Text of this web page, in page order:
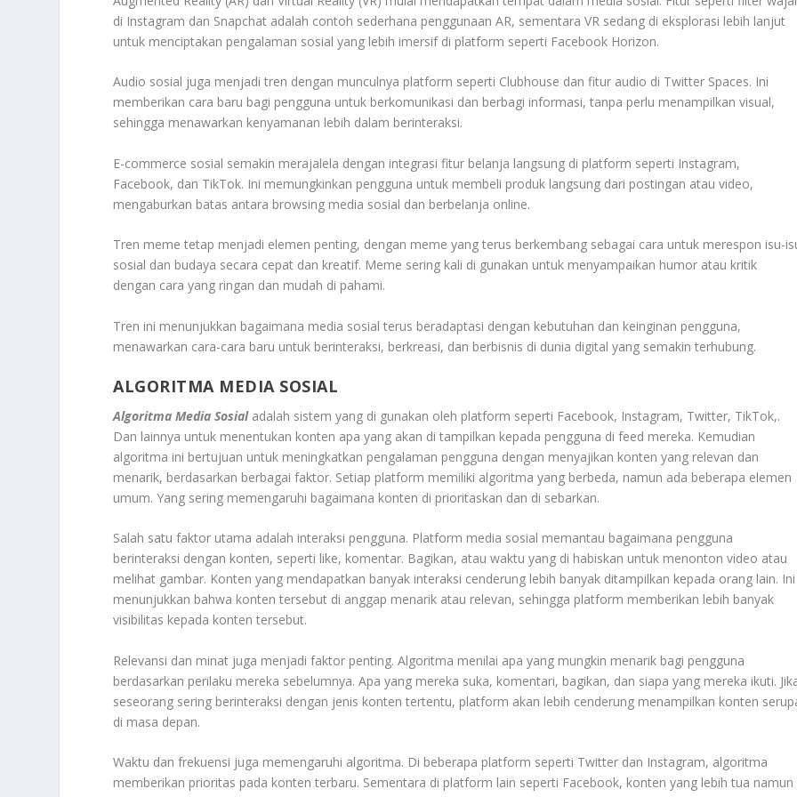
di Instagram dan Snapchat adalah contoh sederhana penggunaan AR, sementara VR sedang di eksplorasi lebih lanjut
untuk menciptakan pengalaman sosial yang lebih imersif di platform seperti Facebook Horizon.
Audio sosial juga menjadi tren dengan munculnya platform seperti Clubhouse dan fitur audio di Twitter Spaces. Ini
memberikan cara baru bagi pengguna untuk berkomunikasi dan berbagi informasi, tanpa perlu menampilkan visual,
sehingga menawarkan kenyamanan lebih dalam berinteraksi.
E-commerce sosial semakin merajalela dengan integrasi fitur belanja langsung di platform seperti Instagram,
Facebook, dan TikTok. Ini memungkinkan pengguna untuk membeli produk langsung dari postingan atau video,
mengaburkan batas antara browsing media sosial dan berbelanja online.
Tren meme tetap menjadi elemen penting, dengan meme yang terus berkembang sebagai cara untuk merespon isu-
sosial dan budaya secara cepat dan kreatif. Meme sering kali di gunakan untuk menyampaikan humor atau kritik
dengan cara yang ringan dan mudah di pahami.
Tren ini menunjukkan bagaimana media sosial terus beradaptasi dengan kebutuhan dan keinginan pengguna,
menawarkan cara-cara baru untuk berinteraksi, berkreasi, dan berbisnis di dunia digital yang semakin terhubung.
ALGORITMA MEDIA SOSIAL
Algoritma Media Sosialadalah sistem yang di gunakan oleh platform seperti Facebook, Instagram, Twitter, TikTok,.
Dan lainnya untuk menentukan konten apa yang akan di tampilkan kepada pengguna di feed mereka. Kemudian
algoritma ini bertujuan untuk meningkatkan pengalaman pengguna dengan menyajikan konten yang relevan dan
menarik, berdasarkan berbagai faktor. Setiap platform memiliki algoritma yang berbeda, namun ada beberapa elemen
umum. Yang sering memengaruhi bagaimana konten di prioritaskan dan di sebarkan.
Salah satu faktor utama adalah interaksi pengguna. Platform media sosial memantau bagaimana pengguna
berinteraksi dengan konten, seperti like, komentar. Bagikan, atau waktu yang di habiskan untuk menonton video atau
melihat gambar. Konten yang mendapatkan banyak interaksi cenderung lebih banyak ditampilkan kepada orang lain. Ini
menunjukkan bahwa konten tersebut di anggap menarik atau relevan, sehingga platform memberikan lebih banyak
visibilitas kepada konten tersebut.
Relevansi dan minat juga menjadi faktor penting. Algoritma menilai apa yang mungkin menarik bagi pengguna
berdasarkan perilaku mereka sebelumnya. Apa yang mereka suka, komentari, bagikan, dan siapa yang mereka ikuti.
seseorang sering berinteraksi dengan jenis konten tertentu, platform akan lebih cenderung menampilkan konten
di masa depan.
Waktu dan frekuensi juga memengaruhi algoritma. Di beberapa platform seperti Twitter dan Instagram, algoritma
memberikan prioritas pada konten terbaru. Sementara di platform lain seperti Facebook, konten yang lebih tua namun